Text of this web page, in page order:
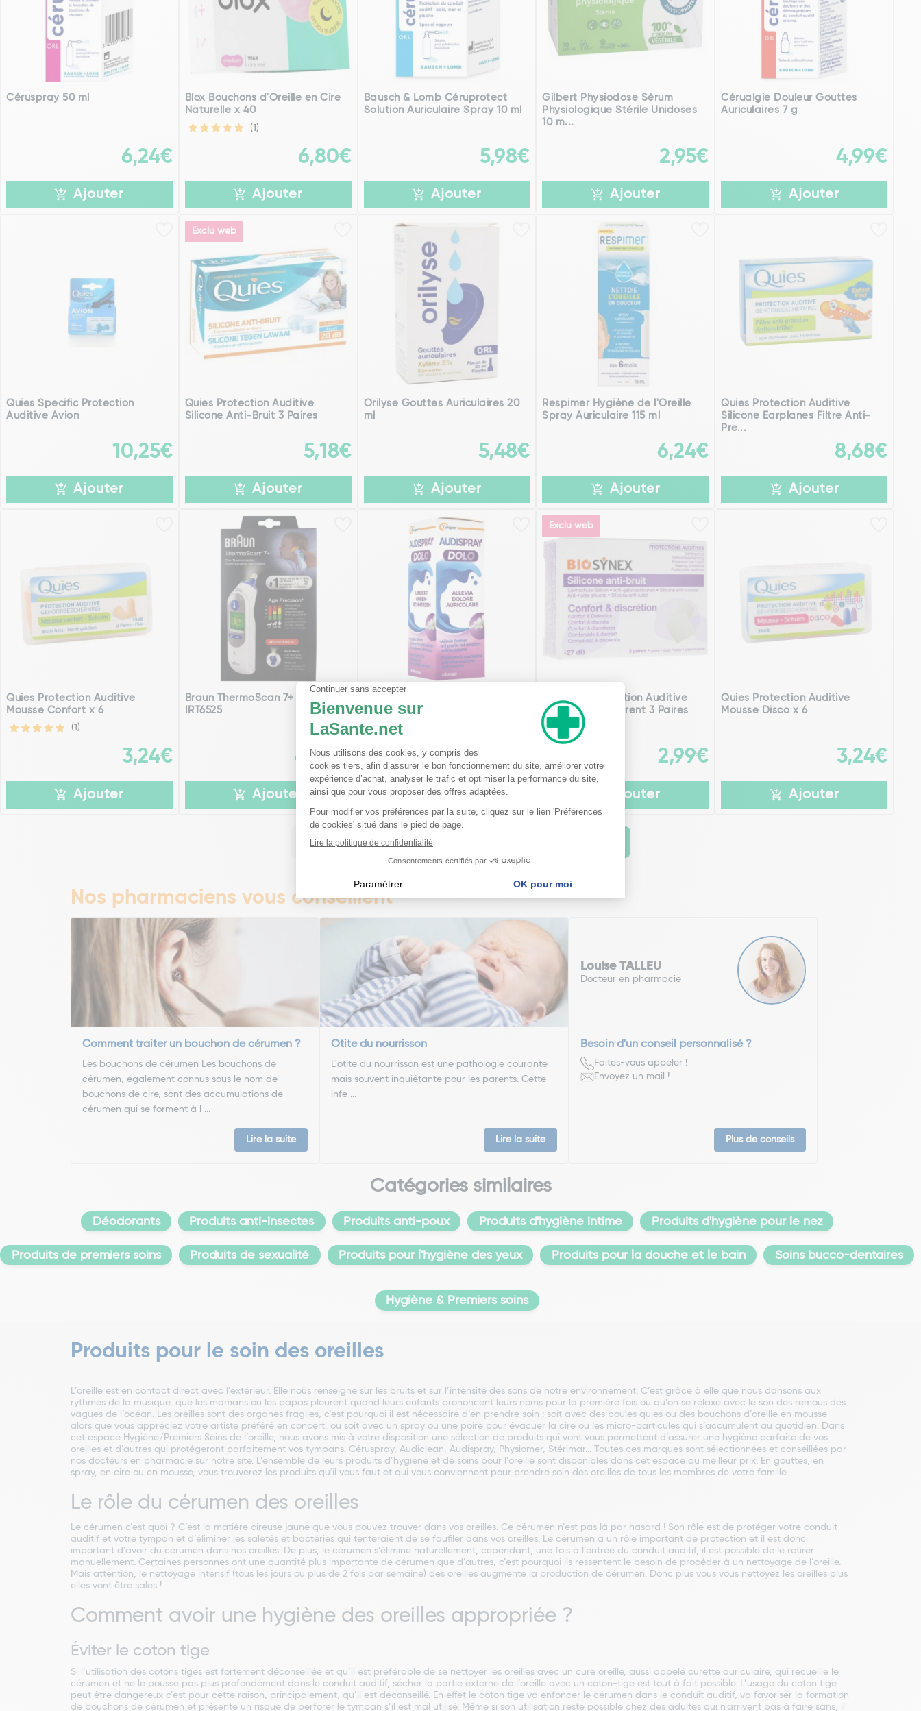
Céruspray 50 ml
6,24€
Ajouter
Blox Bouchons d'Oreille en Cire
Naturelle x 40
(1)
6,80€
Ajouter
Bausch & Lomb Céruprotect
Solution Auriculaire Spray 10 ml
5,98€
Ajouter
Gilbert Physiodose Sérum
Physiologique Stérile Unidoses
10 m...
2,95€
Ajouter
Cérualgie Douleur Gouttes
Auriculaires 7 g
4,99€
Ajouter
Quies Specific Protection
Auditive Avion
10,25€
Ajouter
Exclu web
Quies Protection Auditive
Silicone Anti-Bruit 3 Paires
5,18€
Ajouter
Orilyse Gouttes Auriculaires 20
ml
5,48€
Ajouter
Respimer Hygiène de l'Oreille
Spray Auriculaire 115 ml
6,24€
Ajouter
Quies Protection Auditive
Silicone Earplanes Filtre Anti-
Pre...
8,68€
Ajouter
Quies Protection Auditive
Mousse Confort x 6
(1)
3,24€
Ajouter
Braun ThermoScan 7+ Auriculaire
IRT6525
47,95€
Ajouter
Auriculaires 7 g
5,63€
Ajouter
Exclu web
Biosynex Protection Auditive
Silicone Transparent 3 Paires
2,99€
Ajouter
Quies Protection Auditive
Mousse Disco x 6
3,24€
Ajouter
Page précédente 1
Nos pharmaciens vous conseillent
Comment traiter un bouchon de cérumen ?
Les bouchons de cérumen Les bouchons de
cérumen, également connus sous le nom de
bouchons de cire, sont des accumulations de
cérumen qui se forment à l ...
Lire la suite
Otite du nourrisson
L'otite du nourrisson est une pathologie courante
mais souvent inquiétante pour les parents. Cette
infe ...
Lire la suite
Louise TALLEU
Docteur en pharmacie
Besoin d'un conseil personnalisé ?
Faites-vous appeler !
Envoyez un mail !
Plus de conseils
Catégories similaires
Déodorants Produits anti-insectes Produits anti-poux Produits d'hygiène intime Produits d'hygiène pour le nez
Produits de premiers soins Produits de sexualité Produits pour l'hygiène des yeux Produits pour la douche et le bain Soins bucco-dentaires
Hygiène & Premiers soins
Produits pour le soin des oreilles
L’oreille est en contact direct avec l’extérieur. Elle nous renseigne sur les bruits et sur l’intensité des sons de notre environnement. C’est grâce à elle que nous dansons aux
rythmes de la musique, que les mamans ou les papas pleurent quand leurs enfants prononcent leurs noms pour la première fois ou qu’on se relaxe avec le son des remous des
vagues de l’océan. Les oreilles sont des organes fragiles, c’est pourquoi il est nécessaire d’en prendre soin : soit avec des boules quies ou des bouchons d’oreille en mousse
alors que vous appréciez votre artiste préféré en concert, ou soit avec un spray ou une poire pour évacuer la cire ou les micro-particules qui s’accumulent au quotidien. Dans
cet espace Hygiène/Premiers Soins de l’oreille, nous avons mis à votre disposition une sélection de produits qui vont vous permettent d’assurer une hygiène parfaite de vos
oreilles et d’autres qui protégeront parfaitement vos tympans. Céruspray, Audiclean, Audispray, Physiomer, Stérimar... Toutes ces marques sont sélectionnées et conseillées par
nos docteurs en pharmacie sur notre site. L’ensemble de leurs produits d’hygiène et de soins pour l’oreille sont disponibles dans cet espace au meilleur prix. En gouttes, en
spray, en cire ou en mousse, vous trouverez les produits qu'il vous faut et qui vous conviennent pour prendre soin des oreilles de tous les membres de votre famille.
Le rôle du cérumen des oreilles
Le cérumen c’est quoi ? C’est la matière cireuse jaune que vous pouvez trouver dans vos oreilles. Ce cérumen n’est pas là par hasard ! Son rôle est de protéger votre conduit
auditif et votre tympan et d’éliminer les saletés et bactéries qui tenteraient de se faufiler dans vos oreilles. Le cérumen a un rôle important de protection et il est donc
important d’avoir du cérumen dans nos oreilles. De plus, le cérumen s’élimine naturellement, cependant, une fois à l’entrée du conduit auditif, il est possible de le retirer
manuellement. Certaines personnes ont une quantité plus importante de cérumen que d’autres, c’est pourquoi ils ressentent le besoin de procéder à un nettoyage de l’oreille.
Mais attention, le nettoyage intensif (tous les jours ou plus de 2 fois par semaine) des oreilles augmente la production de cérumen. Donc plus vous vous nettoyez les oreilles plus
elles vont être sales !
Comment avoir une hygiène des oreilles appropriée ?
Éviter le coton tige
Si l’utilisation des cotons tiges est fortement déconseillée et qu’il est préférable de se nettoyer les oreilles avec un cure oreille, aussi appelé curette auriculaire, qui recueille le
cérumen et ne le pousse pas plus profondément dans le conduit auditif, sécher la partie externe de l’oreille avec un coton-tige est tout à fait possible. L’usage du coton tige
peut être dangereux c’est pour cette raison, principalement, qu’il est déconseillé. En effet le coton tige va enfoncer le cérumen dans le conduit auditif, va favoriser la formation
de bouchons de cérumen et présente un risque de perforer le tympan s’il est mal utilisé. Même si son utilisation reste possible chez des adultes qui n’arrivent pas à faire sans, il